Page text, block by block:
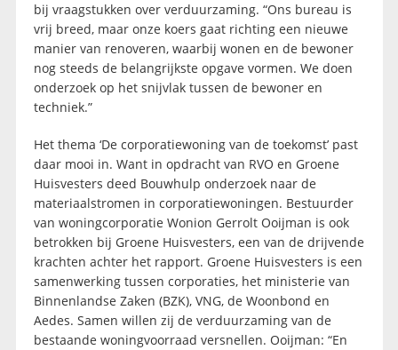
bij vraagstukken over verduurzaming. “Ons bureau is
vrij breed, maar onze koers gaat richting een nieuwe
manier van renoveren, waarbij wonen en de bewoner
nog steeds de belangrijkste opgave vormen. We doen
onderzoek op het snijvlak tussen de bewoner en
techniek.”
Het thema ‘De corporatiewoning van de toekomst’ past
daar mooi in. Want in opdracht van RVO en Groene
Huisvesters deed Bouwhulp onderzoek naar de
materiaalstromen in corporatiewoningen. Bestuurder
van woningcorporatie Wonion Gerrolt Ooijman is ook
betrokken bij Groene Huisvesters, een van de drijvende
krachten achter het rapport. Groene Huisvesters is een
samenwerking tussen corporaties, het ministerie van
Binnenlandse Zaken (BZK), VNG, de Woonbond en
Aedes. Samen willen zij de verduurzaming van de
bestaande woningvoorraad versnellen. Ooijman: “En